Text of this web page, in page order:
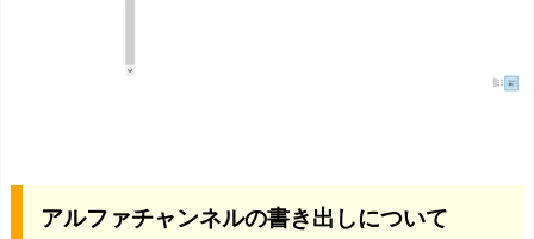
アルファチャンネルの書き出しについて